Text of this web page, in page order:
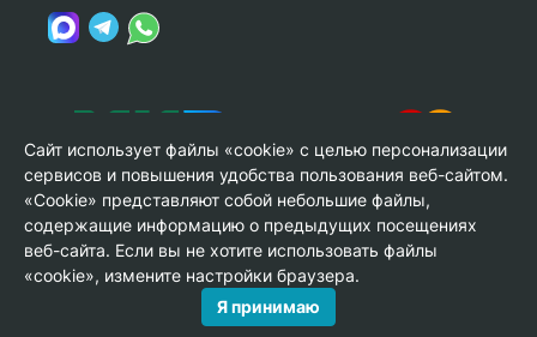
© Copyright 2013-2026 KERAMA MARAZZI, ООО «Гамма
Керамика»
Сайт использует файлы «cookie» с целью персонализации
сервисов и повышения удобства пользования веб-сайтом.
«Cookie» представляют собой небольшие файлы,
содержащие информацию о предыдущих посещениях
веб-сайта. Если вы не хотите использовать файлы
«cookie», измените настройки браузера.
Я принимаю